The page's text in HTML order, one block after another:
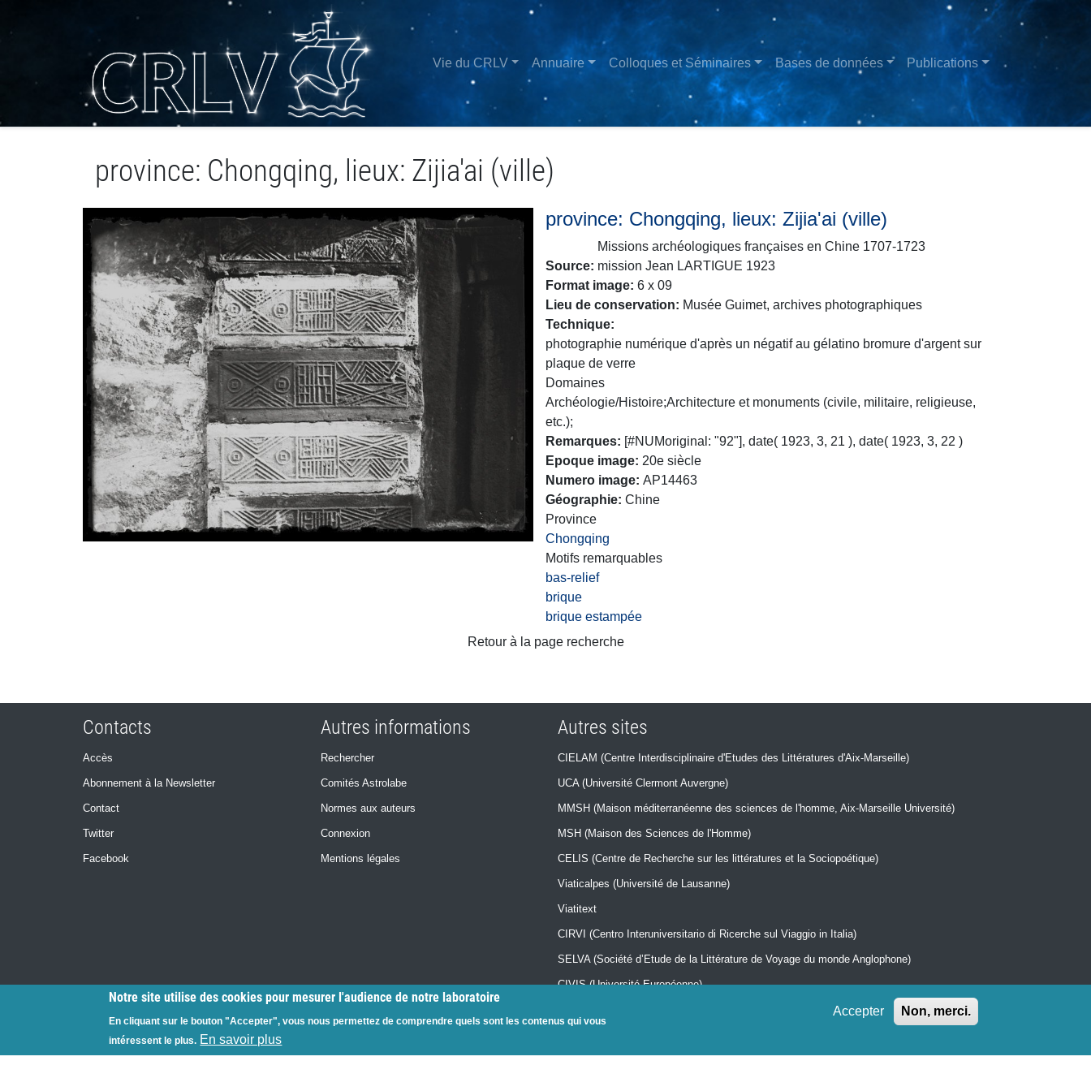
contenu
principal
Main
navigation
Vie du CRLV Annuaire Colloques et Séminaires Bases de données Publications
province: Chongqing, lieux: Zijia'ai (ville)
province: Chongqing, lieux: Zijia'ai (ville)
Source
Missions archéologiques françaises en Chine 1707-1723
mission Jean LARTIGUE 1923
Format image 6 x 09
Lieu de conservation
Musée Guimet, archives photographiques
Technique
photographie numérique d'après un négatif au gélatino bromure d'argent sur
plaque de verre
Domaines
Archéologie/Histoire;Architecture et monuments (civile, militaire, religieuse,
etc.);
Remarques
[#NUMoriginal: "92"], date( 1923, 3, 21 ), date( 1923, 3, 22 )
Epoque image 20e siècle
Numero image AP14463
Géographie Chine
Province
Chongqing
Motifs remarquables
bas-relief
brique
brique estampée
Retour à la page recherche
Contacts
Accès
Abonnement à la Newsletter
Contact
Twitter
Facebook
Autres informations
Rechercher
Comités Astrolabe
Normes aux auteurs
Connexion
Mentions légales
Autres sites
CIELAM (Centre Interdisciplinaire d'Etudes des Littératures d'Aix-Marseille)
UCA (Université Clermont Auvergne)
MMSH (Maison méditerranéenne des sciences de l'homme, Aix-Marseille Université)
MSH (Maison des Sciences de l'Homme)
CELIS (Centre de Recherche sur les littératures et la Sociopoétique)
Viaticalpes (Université de Lausanne)
Viatitext
CIRVI (Centro Interuniversitario di Ricerche sul Viaggio in Italia)
SELVA (Société d’Etude de la Littérature de Voyage du monde Anglophone)
CIVIS (Université Européenne)
Notre site utilise des cookies pour mesurer l'audience de notre laboratoire
En cliquant sur le bouton "Accepter", vous nous permettez de comprendre quels sont les contenus qui vous
intéressent le plus. En savoir plus
Accepter Non, merci.